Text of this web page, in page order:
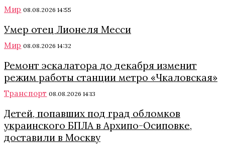
Мир 08.08.2026 14:55
Умер отец Лионеля Месси
Мир 08.08.2026 14:32
Ремонт эскалатора до декабря изменит
режим работы станции метро «Чкаловская»
Транспорт 08.08.2026 14:13
Детей, попавших под град обломков
украинского БПЛА в Архипо-Осиповке,
доставили в Москву